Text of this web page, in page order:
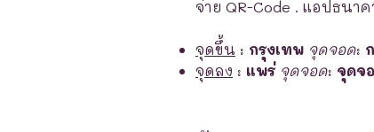
จ่าย QR-Code . แอปธนา
จุดขึ้น : กรุงเทพ จุดจอด:
จุดลง : แพร่ จุดจอด: จุดจ